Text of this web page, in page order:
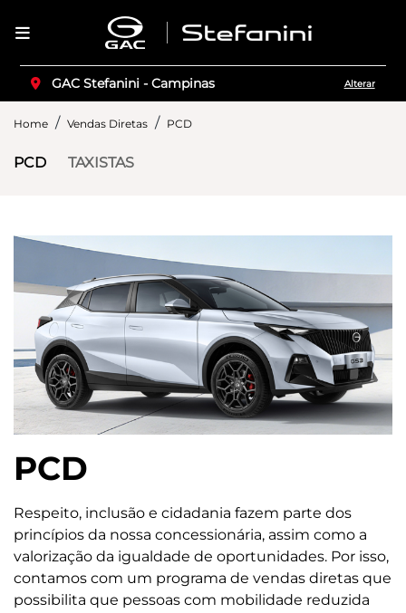
GAC Stefanini - Campinas Alterar
Home Vendas Diretas PCD
PCD TAXISTAS
PCD
Respeito, inclusão e cidadania fazem parte dos
princípios da nossa concessionária, assim como a
valorização da igualdade de oportunidades. Por isso,
contamos com um programa de vendas diretas que
possibilita que pessoas com mobilidade reduzida